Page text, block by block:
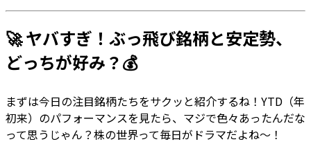
🚀 ヤバすぎ！ぶっ飛び銘柄と安定勢、
どっちが好み？💰
まずは今日の注目銘柄たちをサクッと紹介するね！YTD（年
初来）のパフォーマンスを見たら、マジで色々あったんだな
って思うじゃん？株の世界って毎日がドラマだよね〜！